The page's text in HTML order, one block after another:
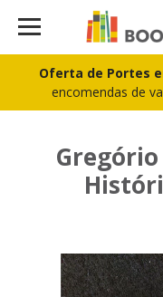
Oferta de Portes
encomendas de